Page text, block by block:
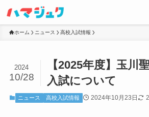
ホーム ニュース 高校入試情報
【2025年度】玉川
入試について
2024
10/28
ニュース 高校入試情報 2024年10月23日